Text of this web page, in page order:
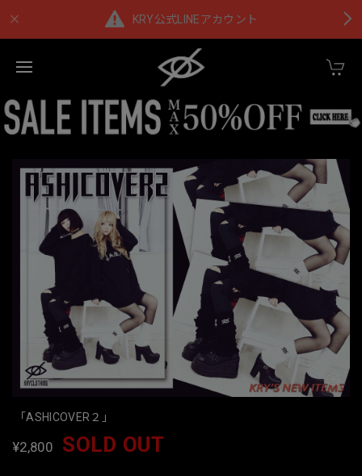
KRY公式LINEアカウント
「ASHICOVER２」
¥2,800 SOLD OUT